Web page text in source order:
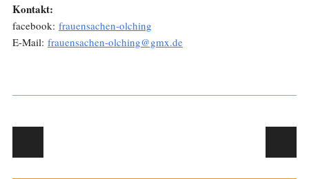
Kontakt:
facebook: frauensachen-olching
E-Mail: frauensachen-olching@gmx.de
Post navigation